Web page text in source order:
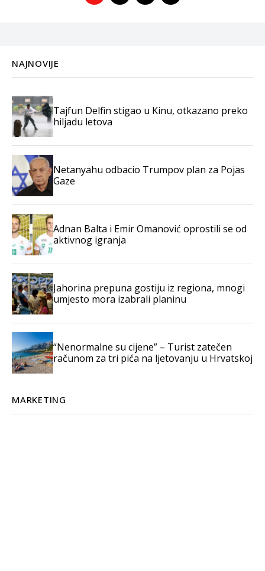
NAJNOVIJE
Tajfun Delfin stigao u Kinu, otkazano preko
hiljadu letova
Netanyahu odbacio Trumpov plan za Pojas
Gaze
Adnan Balta i Emir Omanović oprostili se od
aktivnog igranja
Jahorina prepuna gostiju iz regiona, mnogi
umjesto mora izabrali planinu
“Nenormalne su cijene” – Turist zatečen
računom za tri pića na ljetovanju u Hrvatskoj
MARKETING